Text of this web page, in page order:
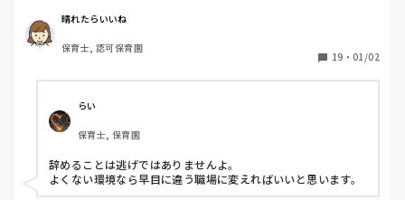
周りの職員は、勤続10年以上から何十年という先生がほとん
どです。
保護者子どもの愚痴悪口が多く、
今で言う不適切保育も
仕方ないよね
もう何も言わずに
子どもの言いなりになればいいんだね
などいう意見で…
上の先生に相談することは難しそうです。
晴れたらいいね
保育士, 認可保育園
19 ・ 01/02
らい
保育士, 保育園
辞めることは逃げではありませんよ。
よくない環境なら早目に違う職場に変えればいいと思います。